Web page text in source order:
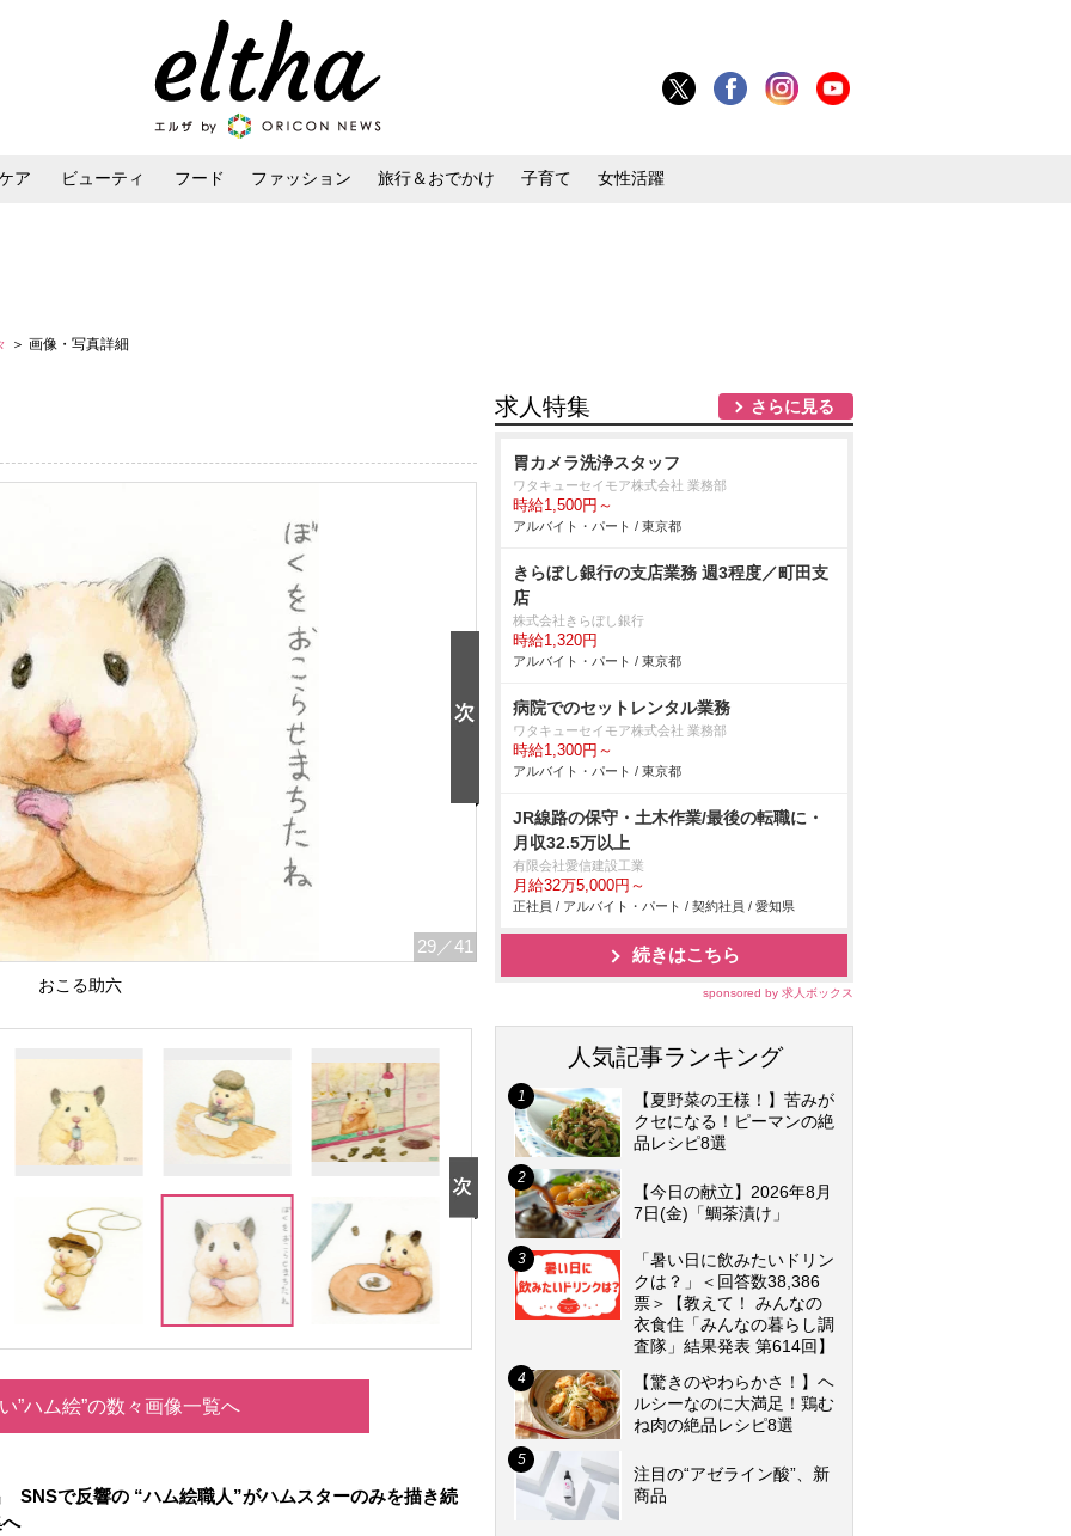
ア ビューティ フード ファッション 旅行＆おでかけ 子育て 女性活躍
＞ 画像・写真詳細
29 ／41
おこる助六
”ハム絵”の数々画像一覧へ
SNSで反響の “ハム絵職人”がハムスターのみを描き続
求人特集 さらに見る
胃カメラ洗浄スタッフ
ワタキューセイモア株式会社 業務部
時給1,500円～
アルバイト・パート / 東京都
きらぼし銀行の支店業務 週3程度／町田支
店
株式会社きらぼし銀行
時給1,320円
アルバイト・パート / 東京都
病院でのセットレンタル業務
ワタキューセイモア株式会社 業務部
時給1,300円～
アルバイト・パート / 東京都
JR線路の保守・土木作業/最後の転職に・
月収32.5万以上
有限会社愛信建設工業
月給32万5,000円～
正社員 / アルバイト・パート / 契約社員 / 愛知県
続きはこちら
sponsored by 求人ボックス
人気記事ランキング
【夏野菜の王様！】苦みが
クセになる！ピーマンの絶
品レシピ8選
【今日の献立】2026年8月
7日(金)「鯛茶漬け」
「暑い日に飲みたいドリン
クは？」＜回答数38,386
票＞【教えて！ みんなの
衣食住「みんなの暮らし調
査隊」結果発表 第614回】
【驚きのやわらかさ！】ヘ
ルシーなのに大満足！鶏む
ね肉の絶品レシピ8選
注目の“アゼライン酸”、新
商品